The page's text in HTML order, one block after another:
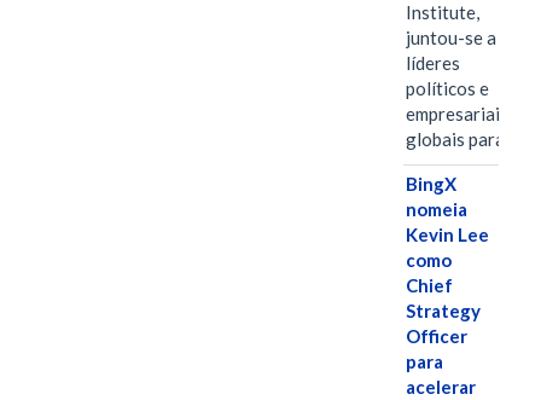
Institute,
juntou-se a
líderes
políticos e
empresariais
globais para…
BingX
nomeia
Kevin Lee
como
Chief
Strategy
Officer
para
acelerar